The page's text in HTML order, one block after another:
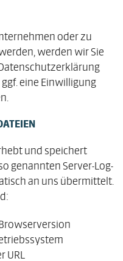
oder zu
werden wir Sie
eine Einwilligung
und speichert
genannten Server-Log-
an uns übermittelt.
URL